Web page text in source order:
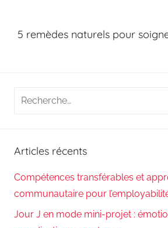
5 remèdes naturels pour
Recherche
Articles récents
Compétences transférables et
communautaire pour
Jour J en mode mini-projet :